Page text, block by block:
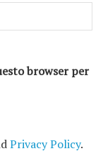
browser per
Privacy Policy.